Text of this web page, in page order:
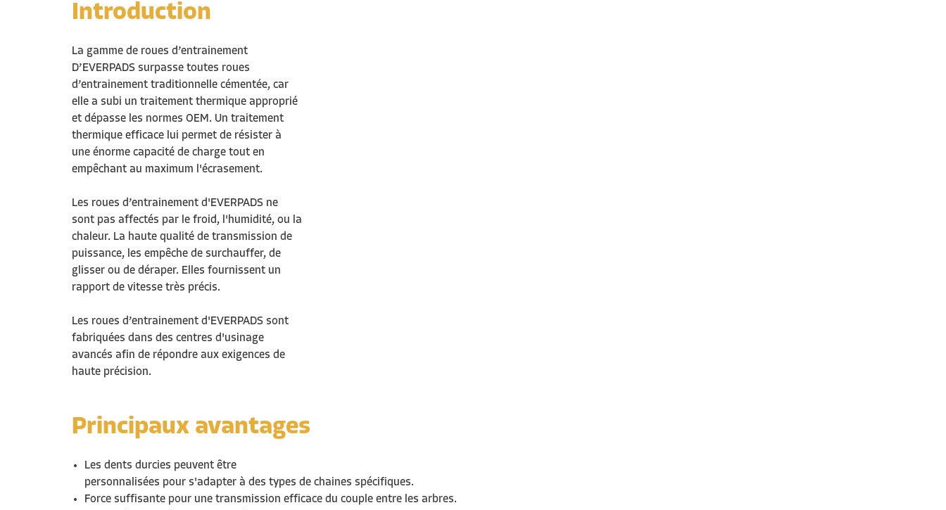
Introduction
La gamme de roues d’entrainement
D’EVERPADS surpasse toutes roues
d’entrainement traditionnelle cémentée, car
elle a subi un traitement thermique approprié
et dépasse les normes OEM. Un traitement
thermique efficace lui permet de résister à
une énorme capacité de charge tout en
empêchant au maximum l'écrasement.
Les roues d’entrainement d'EVERPADS ne
sont pas affectés par le froid, l'humidité, ou la
chaleur. La haute qualité de transmission de
puissance, les empêche de surchauffer, de
glisser ou de déraper. Elles fournissent un
rapport de vitesse très précis.
Les roues d’entrainement d'EVERPADS sont
fabriquées dans des centres d'usinage
avancés afin de répondre aux exigences de
haute précision.
Principaux avantages
Les dents durcies peuvent être
personnalisées pour s'adapter à des types de chaines spécifiques.
Force suffisante pour une transmission efficace du couple entre les arbres.